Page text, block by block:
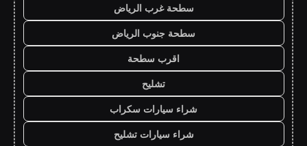
سطحة غرب الرياض
سطحة جنوب الرياض
اقرب سطحة
تشليح
شراء سيارات سكراب
شراء سيارات تشليح